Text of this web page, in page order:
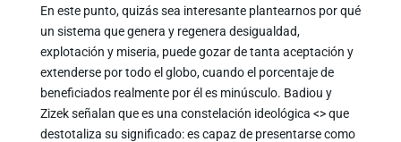
En este punto, quizás sea interesante plantearnos por qué
un sistema que genera y regenera desigualdad,
explotación y miseria, puede gozar de tanta aceptación y
extenderse por todo el globo, cuando el porcentaje de
beneficiados realmente por él es minúsculo. Badiou y
Zizek señalan que es una constelación ideológica <> que
destotaliza su significado: es capaz de presentarse como